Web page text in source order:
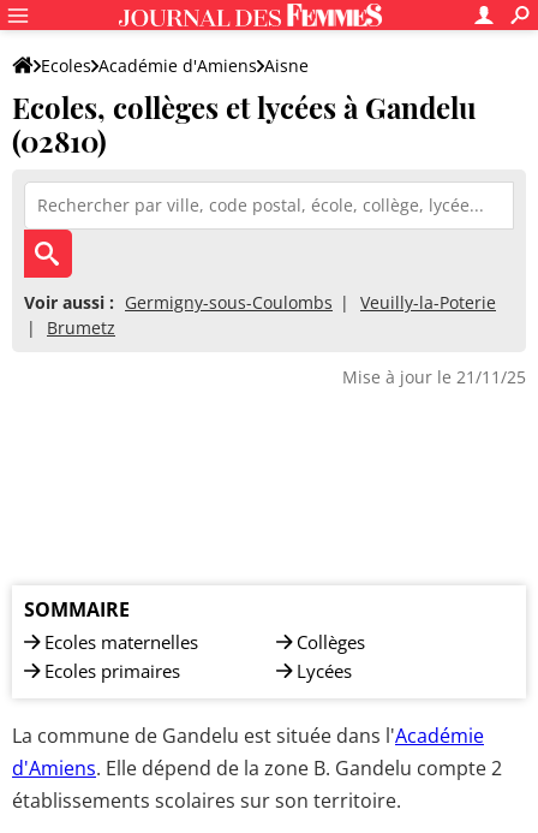
Ecoles Académie d'Amiens Aisne
Ecoles, collèges et lycées à Gandelu
(02810)
Voir aussi : Germigny-sous-Coulombs
Veuilly-la-Poterie
Brumetz
Mise à jour le 21/11/25
SOMMAIRE
Ecoles maternelles
Ecoles primaires
Collèges
Lycées
La commune de Gandelu est située dans l'Académie
d'Amiens. Elle dépend de la zone B. Gandelu compte 2
établissements scolaires sur son territoire.